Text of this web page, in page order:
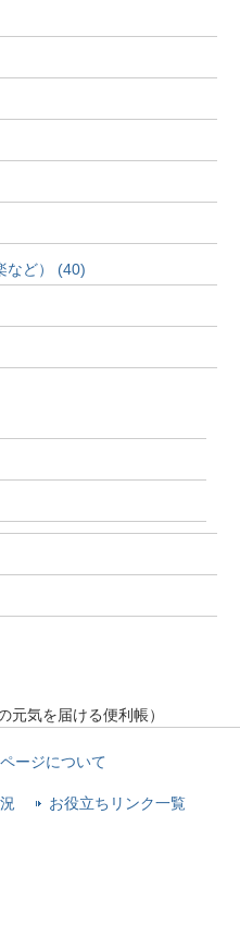
など） (40)
元気を届ける便利帳）
ージについて
お役立ちリンク一覧